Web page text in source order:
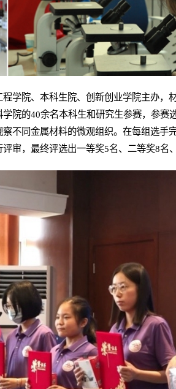
学院、本科生院、创新创业学院主办，
院的40余名本科生和研究生参赛，参赛
不同金属材料的微观组织。在每组选手
审，最终评选出一等奖5名、二等奖8名